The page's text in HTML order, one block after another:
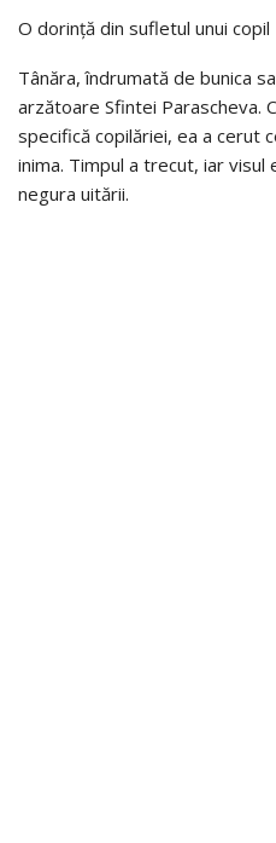
O dorință din sufletul unui copil
Tânăra, îndrumată de bunica
arzătoare Sfintei Parascheva.
specifică copilăriei, ea a cerut
inima. Timpul a trecut, iar visul
negura uitării.